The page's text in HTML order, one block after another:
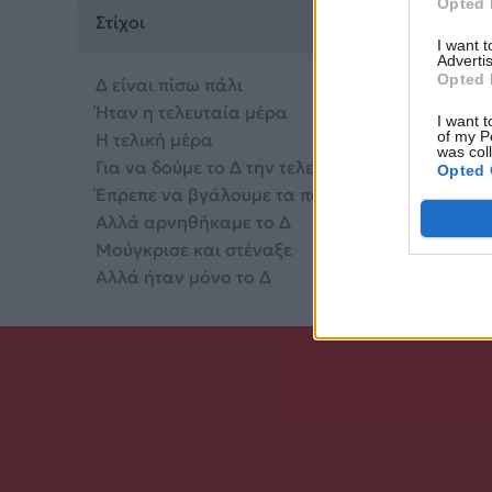
I want
Opted
I want
of my
was
Opted
Στίχοι
Δ είναι πίσω πάλι
Ήταν η τελευταία μέρα
Η τελική μέρα
Για να δούμε το Δ την τελευταία φορά
Έπρεπε να βγάλουμε τα παπούτσια μας
Αλλά αρνηθήκαμε το Δ
Μούγκρισε και στέναξε
Αλλά ήταν μόνο το Δ